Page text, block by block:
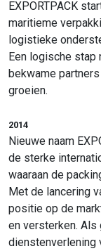
EXPORTPACK
maritieme
logistieke
Een logische stap
bekwame
groeien.
2014
Nieuwe naam
de sterke
waaraan de
Met de lancering
positie op de
en versterken. Als
dienstenverlening